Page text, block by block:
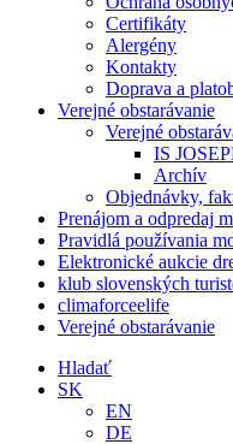
Certifikáty
Alergény
Kontakty
Doprava a
Verejné obstarávanie
Verejné
IS
Archív
Objednávky,
Prenájom a odpredaj
Pravidlá používania
Elektronické aukcie
klub slovenských
climaforceelife
Verejné obstarávanie
Hladať
SK
EN
DE